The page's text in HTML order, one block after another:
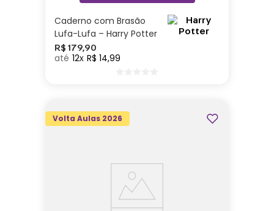
Caderno com Brasão
Lufa-Lufa – Harry Potter
R$ 179,90
12 R$ 14,99
Volta Aulas 2026